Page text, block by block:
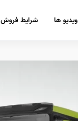
ویدیو ها شرایط فروش